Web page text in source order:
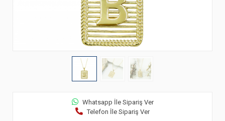
Whatsapp İle Sipariş Ver
Telefon İle Sipariş Ver